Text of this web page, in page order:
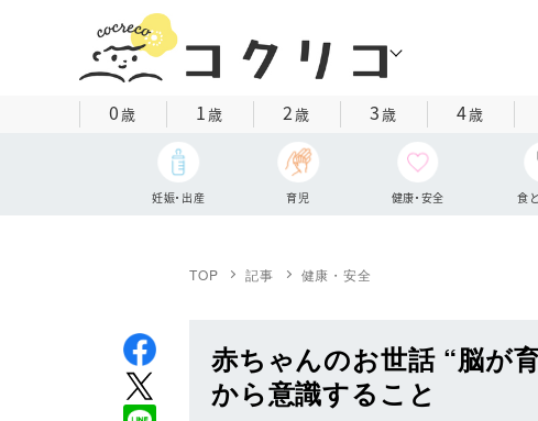
0歳 1歳 2歳 3歳 4歳
妊娠・出産 育児 健康・安全 食
TOP 記事 健康・安全
赤ちゃんのお世話 “脳が
から意識すること